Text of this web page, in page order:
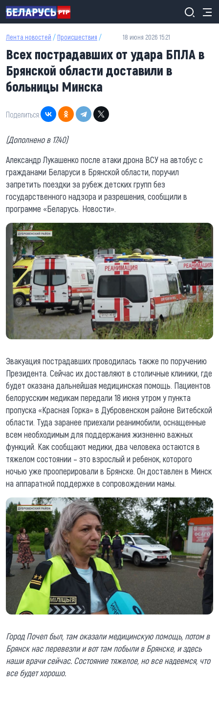
Перейти к основному содержанию
Лента новостей / Происшествия / 18 июня 2026 15:21
Всех пострадавших от удара БПЛА в
Брянской области доставили в
больницы Минска
Поделиться:
(Дополнено в 17.40)
Александр Лукашенко после атаки дрона ВСУ на автобус с
гражданами Беларуси в Брянской области, поручил
запретить поездки за рубеж детских групп без
государственного надзора и разрешения, сообщили в
программе «Беларусь. Новости».
Эвакуация пострадавших проводилась также по поручению
Президента. Сейчас их доставляют в столичные клиники, где
будет оказана дальнейшая медицинская помощь. Пациентов
белорусским медикам передали 18 июня утром у пункта
пропуска «Красная Горка» в Дубровенском районе Витебской
области. Туда заранее приехали реанимобили, оснащенные
всем необходимым для поддержания жизненно важных
функций. Как сообщают медики, два человека остаются в
тяжелом состоянии – это взрослый и ребенок, которого
ночью уже прооперировали в Брянске. Он доставлен в Минск
на аппаратной поддержке в сопровождении мамы.
Город Почеп был, там оказали медицинскую помощь, потом в
Брянск нас перевезли и вот там побыли в Брянске, и здесь
наши врачи сейчас. Состояние тяжелое, но все надеемся, что
все будет хорошо.